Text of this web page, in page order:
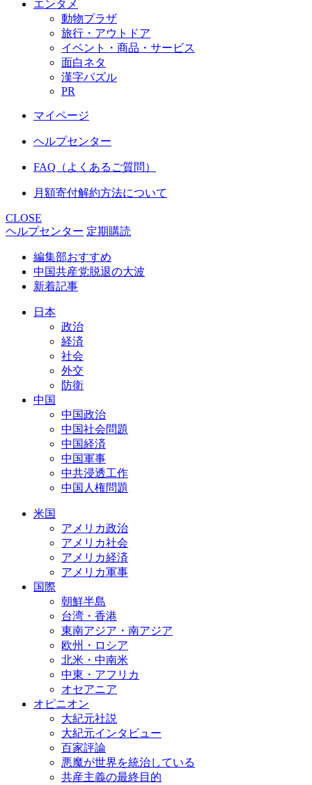
エンタメ
動物プラザ
旅行・アウトドア
イベント・商品・サービス
面白ネタ
漢字パズル
PR
マイページ
ヘルプセンター
FAQ（よくあるご質問）
月額寄付解約方法について
CLOSE
ヘルプセンター 定期購読
編集部おすすめ
中国共産党脱退の大波
新着記事
日本
政治
経済
社会
外交
防衛
中国
中国政治
中国社会問題
中国経済
中国軍事
中共浸透工作
中国人権問題
米国
アメリカ政治
アメリカ社会
アメリカ経済
アメリカ軍事
国際
朝鮮半島
台湾・香港
東南アジア・南アジア
欧州・ロシア
北米・中南米
中東・アフリカ
オセアニア
オピニオン
大紀元社説
大紀元インタビュー
百家評論
悪魔が世界を統治している
共産主義の最終目的